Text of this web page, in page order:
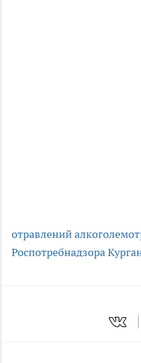
отравлений алкоголем
Роспотребнадзора